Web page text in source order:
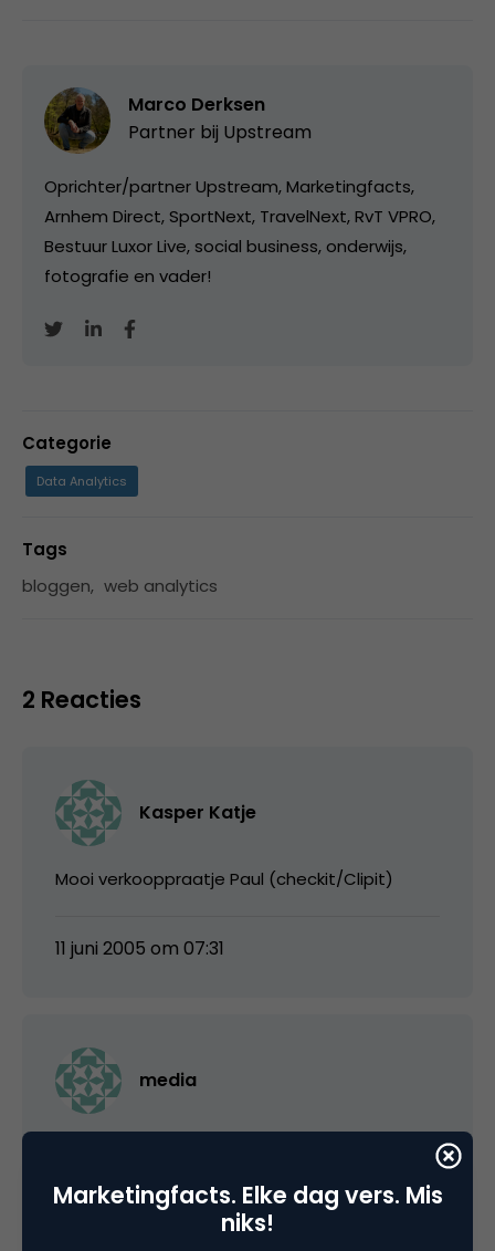
Marco Derksen
Partner bij Upstream
Oprichter/partner Upstream, Marketingfacts,
Arnhem Direct, SportNext, TravelNext, RvT VPRO,
Bestuur Luxor Live, social business, onderwijs,
fotografie en vader!
Categorie
Data Analytics
Tags
bloggen, web analytics
2 Reacties
Kasper Katje
Mooi verkooppraatje Paul (checkit/Clipit)
11 juni 2005 om 07:31
media
we maar zeggen) maar aan de andere kant, ik
gebruik nu een tijdje clipit en ben positief
Marketingfacts. Elke dag vers. Mis
niks!